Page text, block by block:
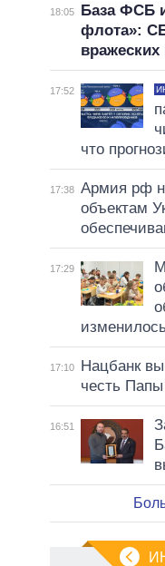
18:05
База ФСБ
флота»:
вражеских
17:52
что
17:38 Армия рф
объектам
17:29
изменилось
17:10
Нацбанк
честь
16:51